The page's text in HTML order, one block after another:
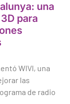
una
para
WIVI, una
las
de radio